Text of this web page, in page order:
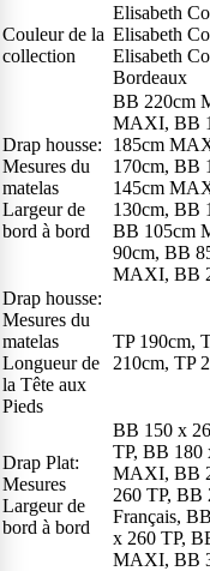
Couleur de la
collection
Elisabeth
Elisabeth
Elisabeth
Bordeaux
Drap housse:
Mesures du
matelas
Largeur de
bord à bord
BB 220cm
MAXI, BB
185cm
170cm, BB
145cm
130cm, BB
BB 105cm
90cm, BB
MAXI, BB
Drap housse:
Mesures du
matelas
Longueur de
la Tête aux
Pieds
TP 190cm,
210cm, TP
Drap Plat:
Mesures
Largeur de
bord à bord
BB 150 x
TP, BB
MAXI, BB
260 TP,
Français,
x 260 TP,
MAXI, BB